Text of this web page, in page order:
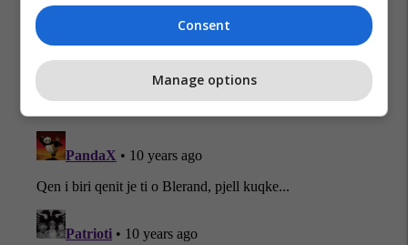
Consent
Manage options